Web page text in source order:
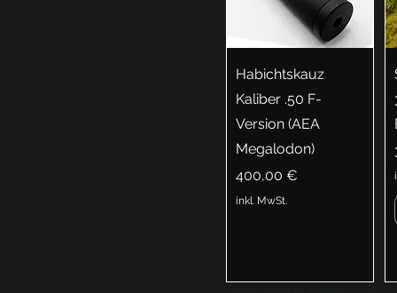
Habichtskauz
Kaliber .50 F-
Version (AEA
Megalodon)
Preis
400,00 €
inkl. MwSt.